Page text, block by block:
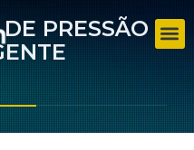
PRESSÃO